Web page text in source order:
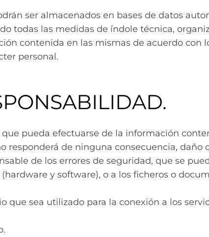
ser almacenados en bases de datos
todas las medidas de índole técnica,
contenida en las mismas de acuerdo con
personal.
pueda efectuarse de la información
responderá de ninguna consecuencia,
de los errores de seguridad, que se
y software), o a los ficheros o
que sea utilizado para la conexión a los